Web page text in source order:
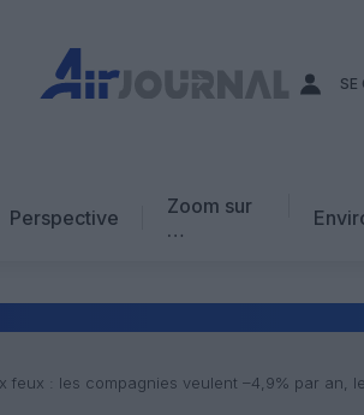
SE
Perspective
Zoom sur
…
: les compagnies veulent –4,9% par an,